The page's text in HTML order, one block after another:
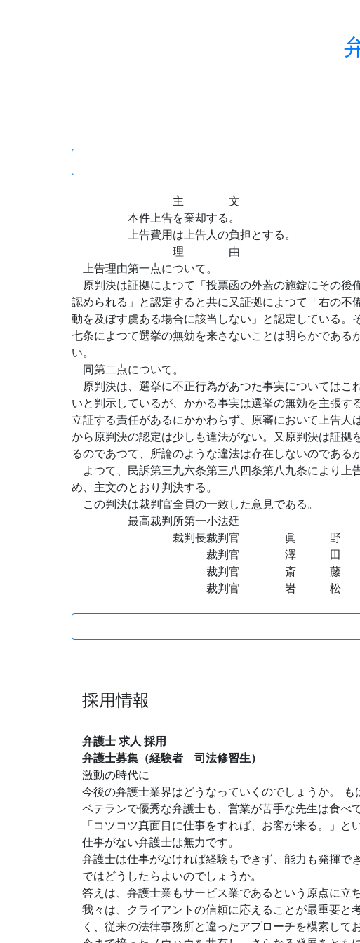
主 文
本件上告を棄却する。
上告費用は上告人の負担とする。
理 由
上告理由第一点について。
原判決は証拠によつて「投票函の外蓋の施錠にその後
認められる」と認定すると共に又証拠によつて「右の不
動を及ぼす虞ある場合に該当しない」と認定している。
七条によつて選挙の無効を来さないことは明らかである
い。
同第二点について。
原判決は、選挙に不正行為があつた事実についてはこ
いと判示しているが、かかる事実は選挙の無効を主張す
立証する責任があるにかかわらず、原審において上告人
から原判決の認定は少しも違法がない。又原判決は証拠
るのであつて、所論のような違法は存在しないのである
よつて、民訴第三九六条第三八四条第八九条により上
め、主文のとおり判決する。
この判決は裁判官全員の一致した意見である。
最高裁判所第一小法廷
裁判長裁判官 眞
裁判官 澤 田 竹
裁判官 斎 藤
裁判官 岩 松
採用情報
弁護士 求人 採用
弁護士募集（経験者 司法修習生）
激動の時代に
今後の弁護士業界はどうなっていくのでしょうか。
ベテランで優秀な弁護士も、営業が苦手な先生は食べ
「コツコツ真面目に仕事をすれば、お客が来る。」と
仕事がない弁護士は無力です。
弁護士は仕事がなければ経験もできず、能力も発揮で
ではどうしたらよいのでしょうか。
答えは、弁護士業もサービス業であるという原点に立
我々は、クライアントの信頼に応えることが最重要
く、従来の法律事務所と違ったアプローチを模索して